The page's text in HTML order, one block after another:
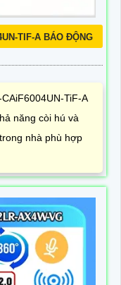
TIF-A BÁO ĐỘNG
TiF-A
năng còi hú và
nhà phù hợp